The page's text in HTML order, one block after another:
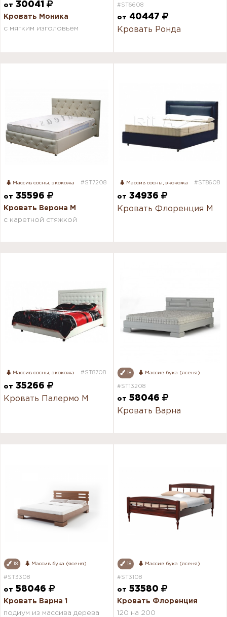
от 30041
Кровать Моника
с мягким изголовьем
#ST6608
от 40447
Кровать Ронда
Массив сосны, экокожа #ST7208
от 35596
Кровать Верона М
с каретной стяжкой
Массив сосны, экокожа #ST8608
от 34936
Кровать Флоренция М
Массив сосны, экокожа #ST8708
от 35266
Кровать Палермо М
18 Массив бука (ясеня)
#ST13208
от 58046
Кровать Варна
18 Массив бука (ясеня)
#ST3308
от 58046
Кровать Варна 1
подиум из массива дерева
18 Массив бука (ясеня)
#ST3108
от 53580
Кровать Флоренция
120 на 200